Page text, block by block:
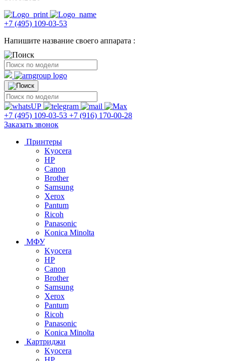
+7 (495) 109-03-53
Напишите название своего аппарата :
+7 (495) 109-03-53 +7 (916) 170-00-28
Заказать звонок
Принтеры
Kyocera
HP
Canon
Brother
Samsung
Xerox
Pantum
Ricoh
Panasonic
Konica Minolta
МФУ
Kyocera
HP
Canon
Brother
Samsung
Xerox
Pantum
Ricoh
Panasonic
Konica Minolta
Картриджи
Kyocera